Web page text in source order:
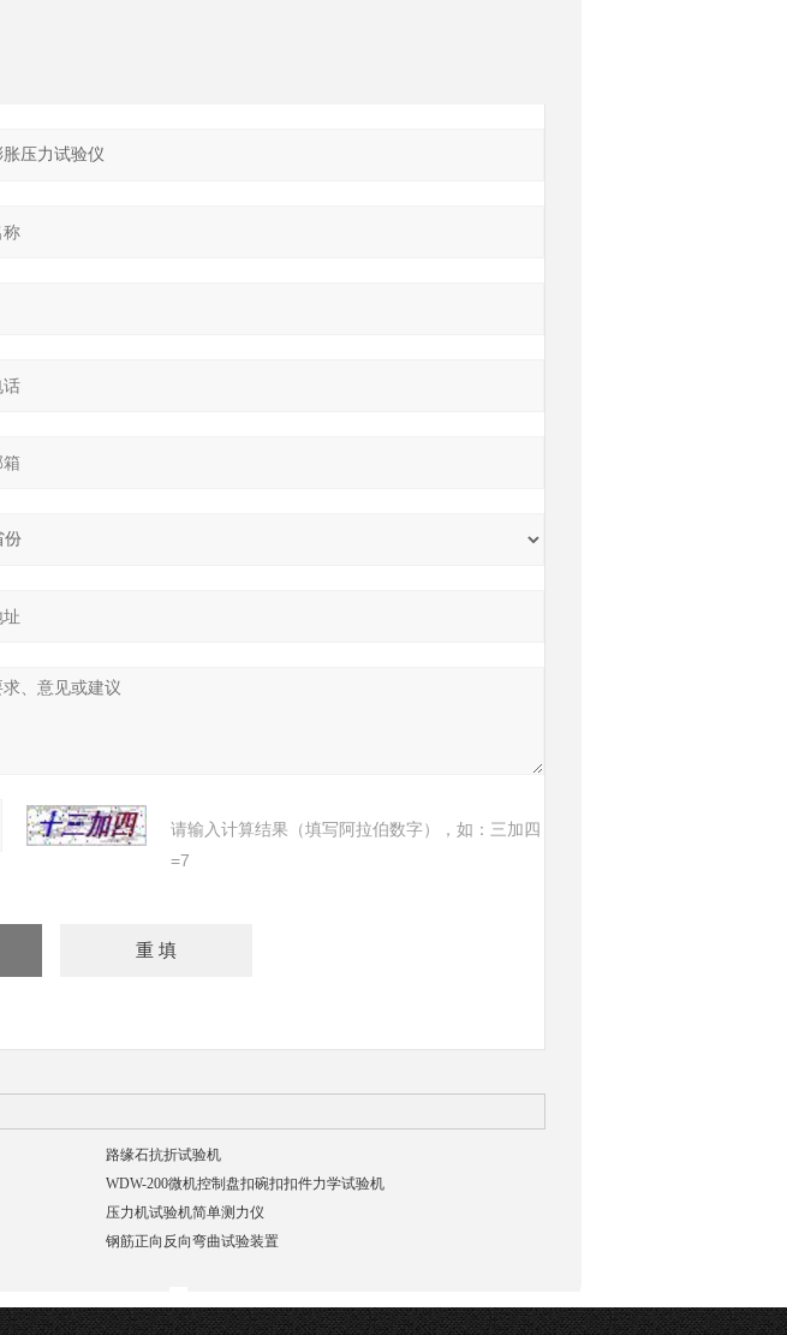
请输入计算结果（填写阿拉伯数字），如：三加四
=7
路缘石抗折试验机
WDW-200微机控制盘扣碗扣扣件力学试验机
压力机试验机简单测力仪
钢筋正向反向弯曲试验装置